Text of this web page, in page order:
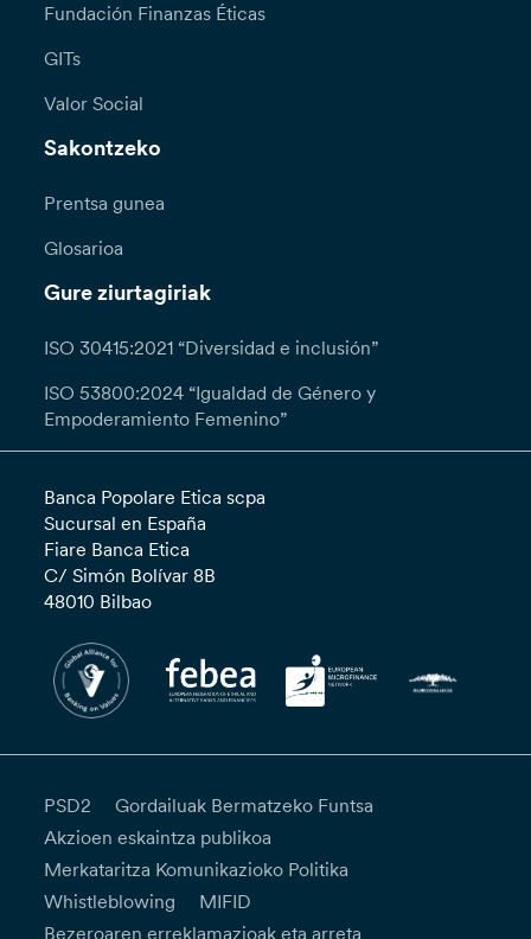
Fundación Finanzas Éticas
GITs
Valor Social
Sakontzeko
Prentsa gunea
Glosarioa
Gure ziurtagiriak
ISO 30415:2021 “Diversidad e inclusión”
ISO 53800:2024 “Igualdad de Género y
Empoderamiento Femenino”
Banca Popolare Etica scpa
Sucursal en España
Fiare Banca Etica
C/ Simón Bolívar 8B
48010 Bilbao
PSD2
Gordailuak Bermatzeko Funtsa
Akzioen eskaintza publikoa
Merkataritza Komunikazioko Politika
Whistleblowing
MIFID
Bezeroaren erreklamazioak eta arreta